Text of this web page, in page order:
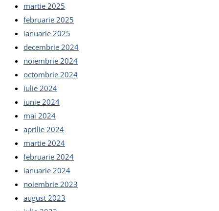
martie 2025
februarie 2025
ianuarie 2025
decembrie 2024
noiembrie 2024
octombrie 2024
iulie 2024
iunie 2024
mai 2024
aprilie 2024
martie 2024
februarie 2024
ianuarie 2024
noiembrie 2023
august 2023